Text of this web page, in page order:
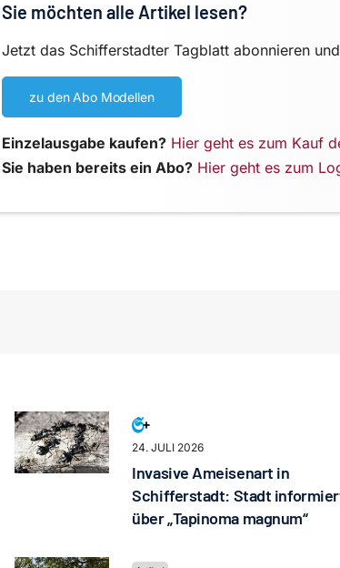
Sie möchten alle Artikel lesen?
Jetzt das Schifferstadter Tagblatt abonnieren
zu den Abo Modellen
Einzelausgabe kaufen? Hier geht es zum Kauf
Sie haben bereits ein Abo? Hier geht es zum
24. JULI 2026
Invasive Ameisenart in
Schifferstadt: Stadt
über „Tapinoma magnum“